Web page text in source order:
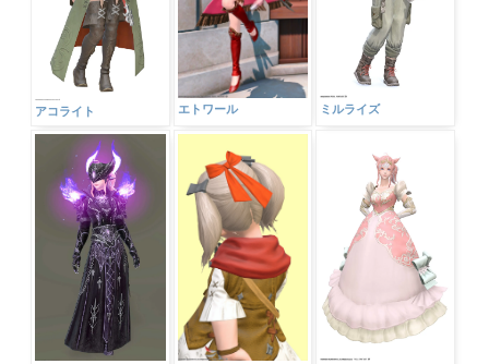
アコライト エトワール ミルライズ